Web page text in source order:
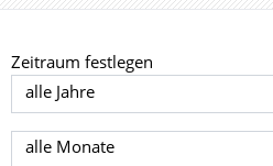
Zeitraum festlegen
Jahr auswählen
Monat auswählen